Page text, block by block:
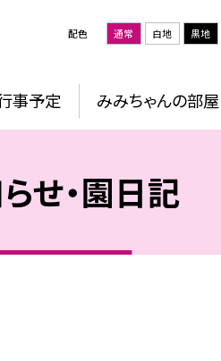
配色 通常 白地 黒地
事予定 みみちゃんの部屋
せ・園日記